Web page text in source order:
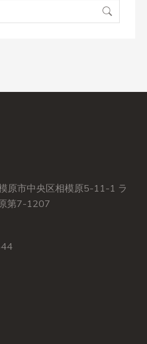
原市中央区相模原5-11-1 ラ
第7-1207